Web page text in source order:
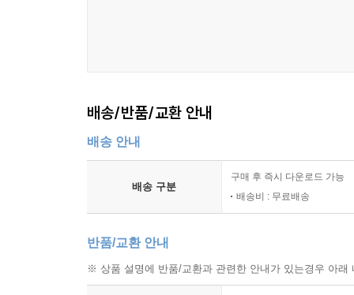
배송/반품/교환 안내
배송 안내
배송 구분
구매 후 즉시 다운로드 가능
배송비 : 무료배송
반품/교환 안내
※ 상품 설명에 반품/교환과 관련한 안내가 있는경우 아